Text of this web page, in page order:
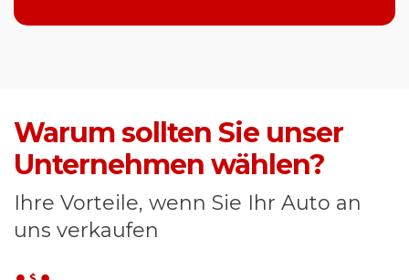
Warum sollten Sie unser
Unternehmen wählen?
Ihre Vorteile, wenn Sie Ihr Auto an
uns verkaufen